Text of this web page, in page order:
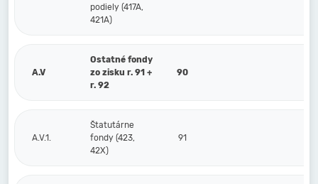
podiely (417A,
421A)
A.V
Ostatné fondy
zo zisku r. 91 +
r. 92
90
A.V.1.
Štatutárne
fondy (423,
42X)
91